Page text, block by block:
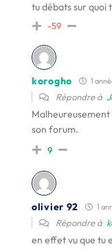
tu débats sur quoi
-59
korogho 1
Répondre à
Malheureusement
son forum.
9
olivier 92 1
Répondre à
en effet vu que tu